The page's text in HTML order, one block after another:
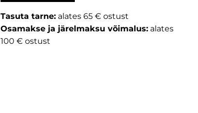
Tasuta tarne: alates 65 € ostust
Osamakse ja järelmaksu võimalus: alates
100 € ostust